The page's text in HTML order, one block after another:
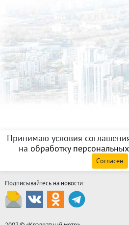
Принимаю условия
на обработку
Согласен
Подписывайтесь на новости: